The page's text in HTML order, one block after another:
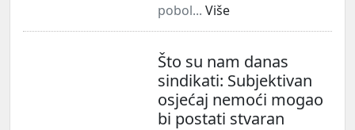
pobol... Više
Što su nam danas
sindikati: Subjektivan
osjećaj nemoći mogao
bi postati stvaran